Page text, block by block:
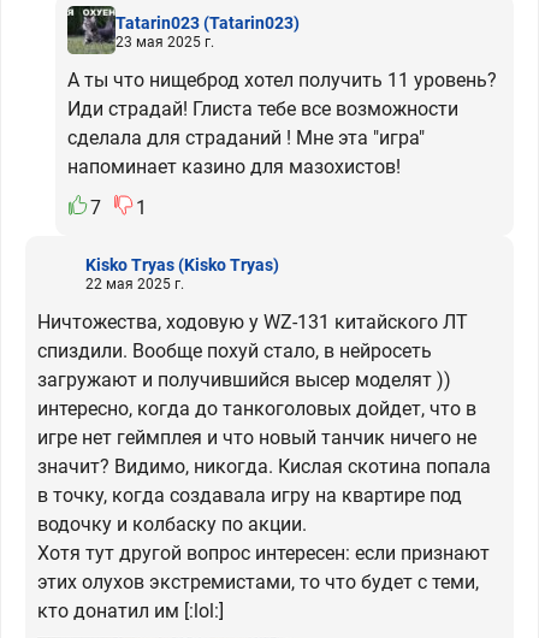
Tatarin023(Tatarin023)
23 мая 2025 г.
А ты что нищеброд хотел получить 11 уровень?
Иди страдай! Глиста тебе все возможности
сделала для страданий ! Мне эта "игра"
напоминает казино для мазохистов!
7
1
Kisko Tryas(Kisko Tryas)
22 мая 2025 г.
Ничтожества, ходовую у WZ-131 китайского ЛТ
спиздили. Вообще похуй стало, в нейросеть
загружают и получившийся высер моделят ))
интересно, когда до танкоголовых дойдет, что в
игре нет геймплея и что новый танчик ничего не
значит? Видимо, никогда. Кислая скотина попала
в точку, когда создавала игру на квартире под
водочку и колбаску по акции.
Хотя тут другой вопрос интересен: если признают
этих олухов экстремистами, то что будет с теми,
кто донатил им [:lol:]